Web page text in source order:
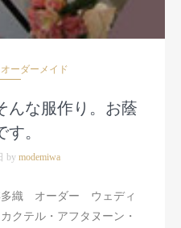
ーダーメイド
んな服作り。お蔭
す。
by modemiwa
織 オーダー ウェディ
クテル・アフタヌーン・